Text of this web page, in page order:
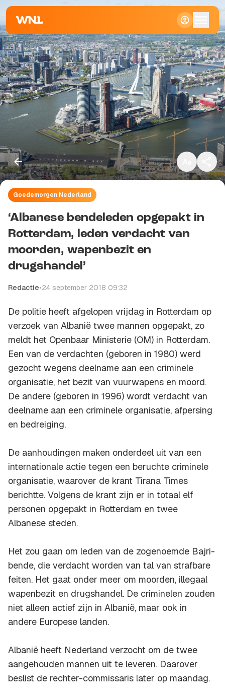
Klein
Standaard
Groot
Goedemorgen Nederland
‘Albanese bendeleden opgepakt in
Rotterdam, leden verdacht van
moorden, wapenbezit en
drugshandel’
Redactie•24 september 2018 09:32
De politie heeft afgelopen vrijdag in Rotterdam op
verzoek van Albanië twee mannen opgepakt, zo
meldt het Openbaar Ministerie (OM) in Rotterdam.
Een van de verdachten (geboren in 1980) werd
gezocht wegens deelname aan een criminele
organisatie, het bezit van vuurwapens en moord.
De andere (geboren in 1996) wordt verdacht van
deelname aan een criminele organisatie, afpersing
en bedreiging.
De aanhoudingen maken onderdeel uit van een
internationale actie tegen een beruchte criminele
organisatie, waarover de krant Tirana Times
berichtte. Volgens de krant zijn er in totaal elf
personen opgepakt in Rotterdam en twee
Albanese steden.
Het zou gaan om leden van de zogenoemde Bajri-
bende, die verdacht worden van tal van strafbare
feiten. Het gaat onder meer om moorden, illegaal
wapenbezit en drugshandel. De criminelen zouden
niet alleen actief zijn in Albanië, maar ook in
andere Europese landen.
Albanië heeft Nederland verzocht om de twee
aangehouden mannen uit te leveren. Daarover
beslist de rechter-commissaris later op maandag.